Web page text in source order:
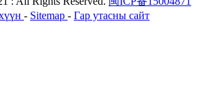
- Sitemap - Гар утасны сайт